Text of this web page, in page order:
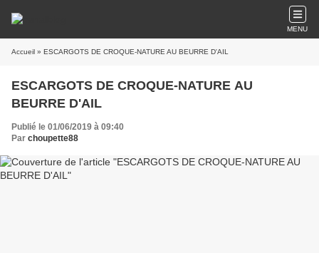
MENU
Accueil » ESCARGOTS DE CROQUE-NATURE AU BEURRE D'AIL
ESCARGOTS DE CROQUE-NATURE AU
BEURRE D'AIL
Publié le 01/06/2019 à 09:40
Par choupette88